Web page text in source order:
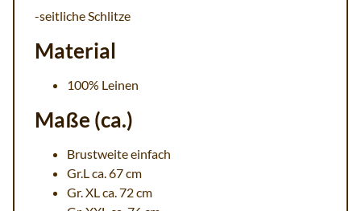
-seitliche Schlitze
Material
100% Leinen
Maße (ca.)
Brustweite einfach
Gr.L ca. 67 cm
Gr. XL ca. 72 cm